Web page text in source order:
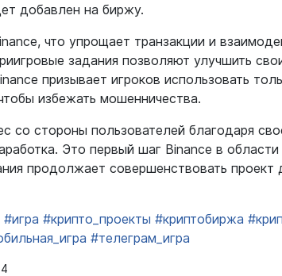
добавлен на биржу.
что упрощает транзакции и
задания позволяют улучшить
призывает игроков использовать
избежать мошенничества.
со стороны пользователей благодаря
Это первый шаг Binance в
продолжает совершенствовать проект
#игра #крипто_проекты #криптобиржа
#телеграм_игра